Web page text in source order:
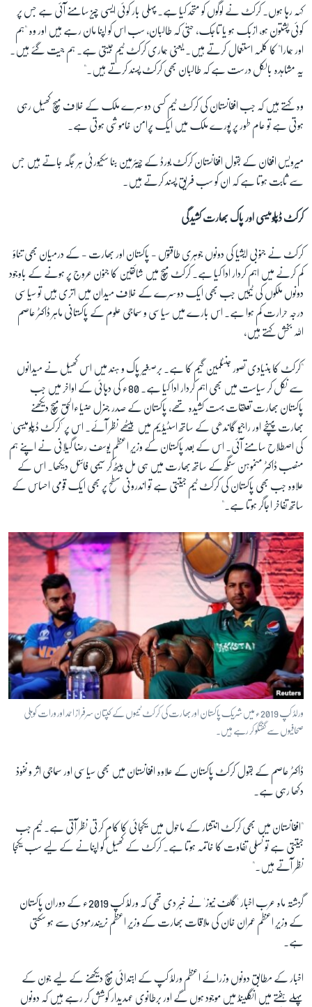
کہہ رہا ہوں۔ کرکٹ نے لوگوں کو متحد کیا ہے۔ پہلی بار کوئی ایسی چیز سامنے آئی ہے جس پر
کوئی پشتون ہو، ازبک ہو یا تاجک، حتیٰ کہ طالبان، سب اس کو اپنا مان رہے ہیں اور وہ "ہم
اور ہمارا" کا کلمہ استعمال کرتے ہیں۔ یعنی ہماری کرکٹ ٹیم جیتی ہے۔ ہم جیت گئے ہیں۔
یہ مشاہدہ بالکل درست ہے کہ طالبان بھی کرکٹ پسند کرتے ہیں۔"
وہ کہتے ہیں کہ جب افغانستان کی کرکٹ ٹیم کسی دوسرے ملک کے خلاف میچ کھیل رہی
ہوتی ہے تو عام طور پر پورے ملک میں ایک پُرامن خاموشی ہوتی ہے۔
میرویس افغان کے بقول افغانستان کرکٹ بورڈ کے چیئرمین بنا سکیورٹی ہر جگہ جاتے ہیں جس
سے ثابت ہوتا ہے کہ ان کو سب فریق پسند کرتے ہیں۔
کرکٹ ڈپلومیسی اور پاک بھارت کشیدگی
کرکٹ نے جنوبی ایشیا کی دونوں جوہری طاقتوں - پاکستان اور بھارت - کے درمیان بھی تناؤ
کم کرنے میں اہم کردار ادا کیا ہے۔ کرکٹ میچ میں شائقین کا جنون عروج پر ہونے کے باوجود
دونوں ملکوں کی ٹیمیں جب بھی ایک دوسرے کے خلاف میدان میں اتری ہیں تو سیاسی
درجہ حرارت کم ہوا ہے۔ اس بارے میں سیاسی و سماجی علوم کے پاکستانی ماہر ڈاکٹر عاصم
اللہ بخش کہتے ہیں،
"کرکٹ کا بنیادی تصور جنٹلمین گیم کا ہے۔ برصغیر پاک و ہند میں اس کھیل نے میدانوں
سے نکل کر سیاست میں بھی اہم کردار ادا کیا ہے۔ 80ء کی دہائی کے اواخر میں جب
پاکستان بھارت تعلقات بہت کشیدہ تھے، پاکستان کے صدر جنرل ضیاءالحق میچ دیکھنے
بھارت پہنچے اور راجیو گاندھی کے ساتھ اسٹیڈیم میں بیٹھے نظر آئے۔ اس پر 'کرکٹ ڈپلومیسی'
کی اصطلاح سامنے آئی۔ اس کے بعد پاکستان کے وزیرِ اعظم یوسف رضا گیلانی نے اپنے ہم
منصب ڈاکٹر منموہن سنگھ کے ساتھ بھارت میں ہی مل بیٹھ کر سیمی فائنل دیکھا۔ اس کے
علاوہ جب بھی پاکستان کی کرکٹ ٹیم جیتتی ہے تو اندرونی سطح پر بھی ایک قومی احساس کے
ساتھ تفاخر اجاگر ہوتا ہے۔"
ورلڈ کپ 2019ء میں شریک پاکستان اور بھارت کی کرکٹ ٹیموں کے کپتان سرفراز احمد اور ورات کوہلی
صحافیوں سے گفتگو کر رہے ہیں۔
ڈاکٹر عاصم کے بقول کرکٹ پاکستان کے علاوہ افغانستان میں بھی سیاسی اور سماجی اثر و نفوذ
دکھا رہی ہے۔
"افغانستان میں بھی کرکٹ انتشار کے ماحول میں یکجائی کا کام کرتی نظر آتی ہے۔ ٹیم جب
جیتتی ہے تو نسلی تفاوت کا خاتمہ ہوتا ہے۔ کرکٹ کے کھیل کو اپنانے کے لیے سب یکجا
نظر آتے ہیں۔"
گزشتہ ماہ عرب اخبار 'گلف نیوز' نے خبر دی تھی کہ ورلڈ کپ 2019ء کے دوران پاکستان
کے وزیرِ اعظم عمران خان کی ملاقات بھارت کے وزیرِ اعظم نریندرمودی سے ہو سکتی
ہے۔
اخبار کے مطابق دونوں وزرائے اعظم ورلڈ کپ کے ابتدائی میچ دیکھنے کے لیے جون کے
پہلے ہفتے میں انگلینڈ میں موجود ہوں گے اور برطانوی عہدیدار کوشش کر رہے ہیں کہ دونوں